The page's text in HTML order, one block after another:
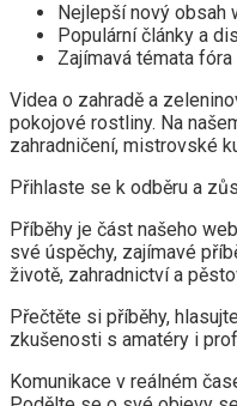
Nejlepší nový obsah
Populární články a
Zajímavá témata fóra
Videa o zahradě a
pokojové rostliny. Na
zahradničení, mistrovské
Přihlaste se k odběru a
Příběhy je část našeho
své úspěchy, zajímavé
životě, zahradnictví a
Přečtěte si příběhy,
zkušenosti s amatéry i
Komunikace v reálném